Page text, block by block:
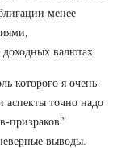
менее
валютах.
которого я очень
аспекты точно надо
призраков"
выводы.